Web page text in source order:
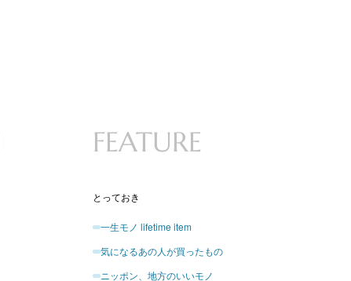
FEATURE
とっておき
一生モノ lifetime item
気になるあの人が買ったもの
ニッポン、地方のいいモノ